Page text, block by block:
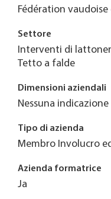
Fédération
Settore
Interventi di
Tetto a falde
Dimensioni aziendali
Nessuna indicazione
Tipo di azienda
Membro Involucro
Azienda formatrice
Ja